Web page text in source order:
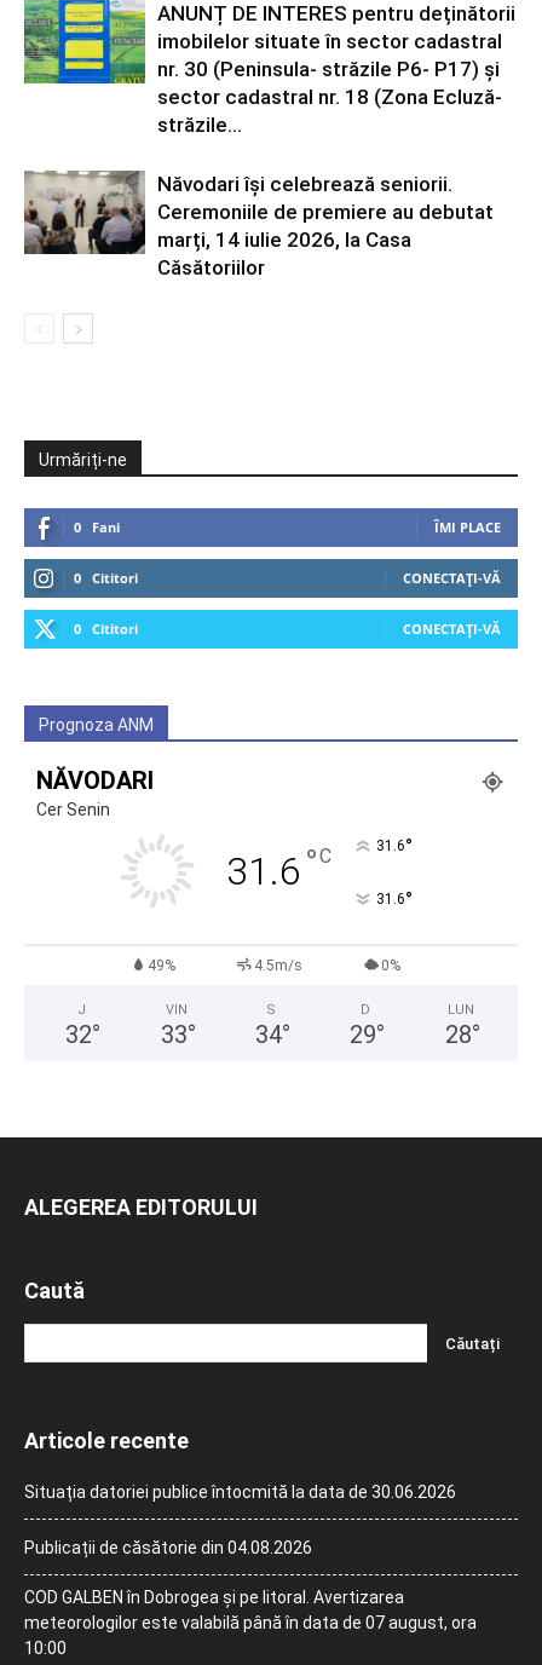
ANUNȚ DE INTERES pentru deținătorii
imobilelor situate în sector cadastral
nr. 30 (Peninsula- străzile P6- P17) și
sector cadastral nr. 18 (Zona Ecluză-
străzile...
Năvodari își celebrează seniorii.
Ceremoniile de premiere au debutat
marți, 14 iulie 2026, la Casa
Căsătoriilor
Urmăriți-ne
0 Fani ÎMI PLACE
0 Cititori CONECTAȚI-VĂ
0 Cititori CONECTAȚI-VĂ
Prognoza ANM
NĂVODARI
Cer Senin
31.6 °C 31.6°
31.6°
49% 4.5m/s 0%
J
32°
VIN
33°
S
34°
D
29°
LUN
28°
ALEGEREA EDITORULUI
Caută
Articole recente
Situația datoriei publice întocmită la data de 30.06.2026
Publicații de căsătorie din 04.08.2026
COD GALBEN în Dobrogea și pe litoral. Avertizarea
meteorologilor este valabilă până în data de 07 august, ora
10:00